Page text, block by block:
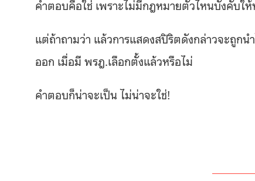
คำตอบคือใช่ เพราะไม่มีกฎหมายตัวไหนบังคับใ
แต่ถ้าถามว่า แล้วการแสดงสปิริตดังกล่าวจะถูก
ออก เมื่อมี พรฎ.เลือกตั้งแล้วหรือไม่
คำตอบก็น่าจะเป็น ไม่น่าจะใช่!